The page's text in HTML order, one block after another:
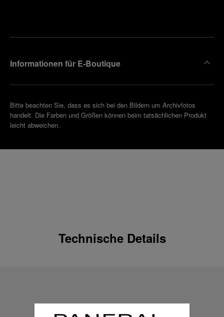
Informationen für E-Boutique
Bitte beachten Sie, dass es sich bei den Bildern um Archivfotos
handelt. Die Farben und Größen können beim tatsächlichen Produkt
leicht abweichen.
Technische Details